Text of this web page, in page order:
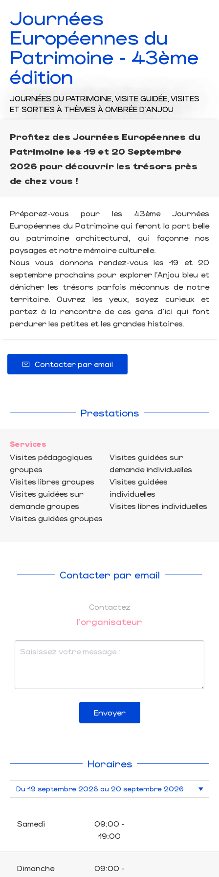
Journées
Européennes du
Patrimoine - 43ème
édition
JOURNÉES DU PATRIMOINE, VISITE GUIDÉE, VISITES
ET SORTIES À THÈMES À OMBRÉE D'ANJOU
Profitez des Journées Européennes du
Patrimoine les 19 et 20 Septembre
2026 pour découvrir les trésors près
de chez vous !
Préparez-vous pour les 43ème Journées
Européennes du Patrimoine qui feront la part belle
au patrimoine architectural, qui façonne nos
paysages et notre mémoire culturelle.
Nous vous donnons rendez-vous les 19 et 20
septembre prochains pour explorer l’Anjou bleu et
dénicher les trésors parfois méconnus de notre
territoire. Ouvrez les yeux, soyez curieux et
partez à la rencontre de ces gens d’ici qui font
perdurer les petites et les grandes histoires.
Contacter par email
Prestations
Services
Visites pédagogiques
groupes
Visites libres groupes
Visites guidées sur
demande groupes
Visites guidées groupes
Visites guidées sur
demande individuelles
Visites guidées
individuelles
Visites libres individuelles
Contacter par email
Contactez
l'organisateur
Envoyer
Horaires
Samedi
09:00 -
19:00
Dimanche
09:00 -